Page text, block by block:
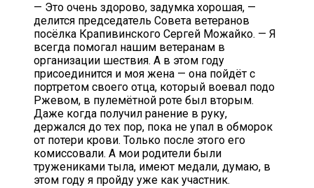
— Это очень здорово, задумка хорошая, —
делится председатель Совета ветеранов
посёлка Крапивинского Сергей Можайко. — Я
всегда помогал нашим ветеранам в
организации шествия. А в этом году
присоединится и моя жена — она пойдёт с
портретом своего отца, который воевал подо
Ржевом, в пулемётной роте был вторым.
Даже когда получил ранение в руку,
держался до тех пор, пока не упал в обморок
от потери крови. Только после этого его
комиссовали. А мои родители были
тружениками тыла, имеют медали, думаю, в
этом году я пройду уже как участник.